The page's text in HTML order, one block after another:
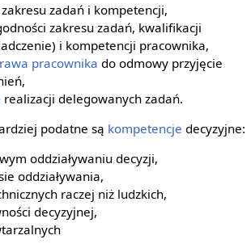
zadań i kompetencji,
zakresu zadań, kwalifikacji
i kompetencji pracownika,
pracownika do odmowy przyjęcie
realizacji delegowanych zadań.
podatne są kompetencje decyzyjne:
oddziaływaniu decyzji,
oddziaływania,
raczej niż ludzkich,
decyzyjnej,